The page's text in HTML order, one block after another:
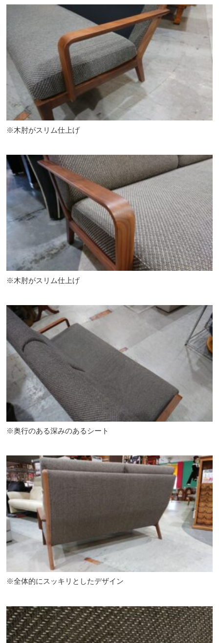
※木肘がスリム仕上げ
※木肘がスリム仕上げ
※奥行のある深みのあるシート
※全体的にスッキリとしたデザイン